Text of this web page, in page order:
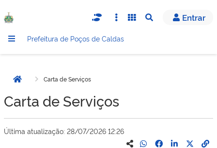
Abrir buscaEntrar
Prefeitura de Poços de Caldas
Página inicial
Carta de Serviços
Carta de Serviços
Última atualização: 28/07/2026 12:26